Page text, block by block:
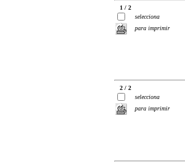
1 / 2
selecciona
para imprimir
2 / 2
selecciona
para imprimir